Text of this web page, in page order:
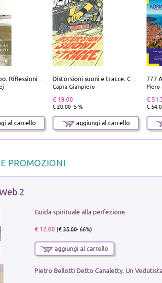
al carrello
Capra Gianpiero
€ 19.00
€ 20.00 -5 %
aggiungi al carrello
Piero
€
€
PROMOZIONI
2
Guida spirituale alla perfezione
€ 12.00 (€35.00- 66%)
aggiungi al carrello